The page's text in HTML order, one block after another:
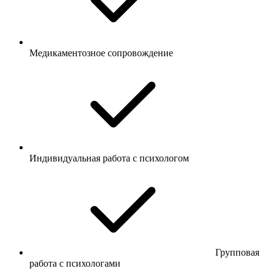
Медикаментозное сопровождение
Индивидуальная работа с психологом
Групповая
работа с психологами